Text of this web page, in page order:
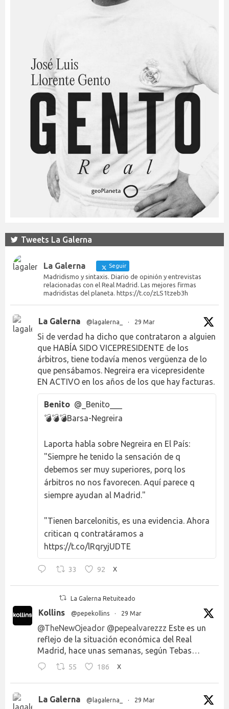
Tweets La Galerna
La Galerna Seguir
Madridismo y sintaxis. Diario de opinión y entrevistas
relacionadas con el Real Madrid. Las mejores firmas
madridistas del planeta. https://t.co/zLS1tzeb3h
La Galerna @lagalerna_ · 29 Mar
Si de verdad ha dicho que contrataron a alguien
que HABÍA SIDO VICEPRESIDENTE de los
árbitros, tiene todavía menos vergüenza de lo
que pensábamos. Negreira era vicepresidente
EN ACTIVO en los años de los que hay facturas.
Benito @_Benito___
💣💣💣Barsa-Negreira
Laporta habla sobre Negreira en El País:
"Siempre he tenido la sensación de q
debemos ser muy superiores, porq los
árbitros no nos favorecen. Aquí parece q
siempre ayudan al Madrid."
"Tienen barcelonitis, es una evidencia. Ahora
critican q contratáramos a
https://t.co/lRqryjUDTE
33 92 X
La Galerna Retuiteado
Kollins @pepekollins · 29 Mar
@TheNewOjeador @pepealvarezzz Este es un
reflejo de la situación económica del Real
Madrid, hace unas semanas, según Tebas…
55 186 X
La Galerna @lagalerna_ · 29 Mar